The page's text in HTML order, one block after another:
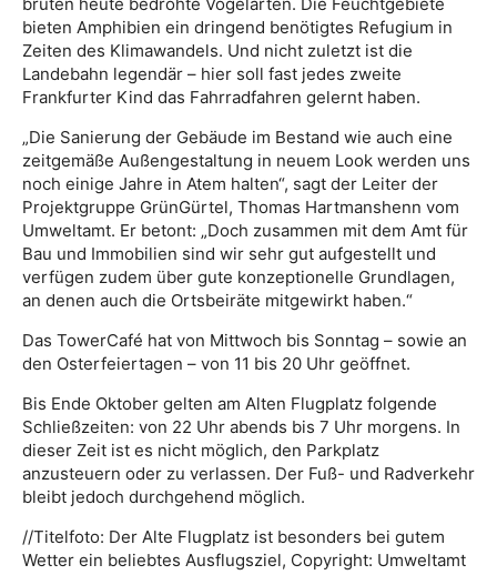
bieten Amphibien ein dringend benötigtes Refugium in
Zeiten des Klimawandels. Und nicht zuletzt ist die
Landebahn legendär – hier soll fast jedes zweite
Frankfurter Kind das Fahrradfahren gelernt haben.
„Die Sanierung der Gebäude im Bestand wie auch eine
zeitgemäße Außengestaltung in neuem Look werden uns
noch einige Jahre in Atem halten“, sagt der Leiter der
Projektgruppe GrünGürtel, Thomas Hartmanshenn vom
Umweltamt. Er betont: „Doch zusammen mit dem Amt für
Bau und Immobilien sind wir sehr gut aufgestellt und
verfügen zudem über gute konzeptionelle Grundlagen,
an denen auch die Ortsbeiräte mitgewirkt haben.“
Das TowerCafé hat von Mittwoch bis Sonntag – sowie an
den Osterfeiertagen – von 11 bis 20 Uhr geöffnet.
Bis Ende Oktober gelten am Alten Flugplatz folgende
Schließzeiten: von 22 Uhr abends bis 7 Uhr morgens. In
dieser Zeit ist es nicht möglich, den Parkplatz
anzusteuern oder zu verlassen. Der Fuß- und Radverkehr
bleibt jedoch durchgehend möglich.
//Titelfoto: Der Alte Flugplatz ist besonders bei gutem
Wetter ein beliebtes Ausflugsziel, Copyright: Umweltamt